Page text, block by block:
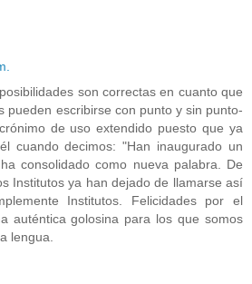
son correctas en cuanto que
pueden escribirse con punto y sin punto-
de uso extendido puesto que ya
cuando decimos: "Han inaugurado un
consolidado como nueva palabra. De
Institutos ya han dejado de llamarse así
Institutos. Felicidades por el
auténtica golosina para los que somos
lengua.